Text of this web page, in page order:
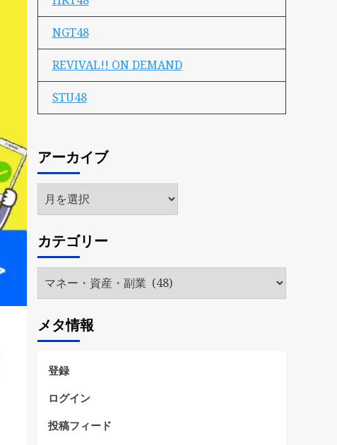
NGT48
REVIVAL!! ON DEMAND
STU48
アーカイブ
ア
ー
イ
ブ
カテゴリー
リ
ー
メタ情報
登録
ログイン
投稿フィード